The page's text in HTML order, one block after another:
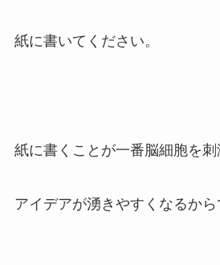
紙に書いてください。
紙に書くことが一番脳細胞を刺
アイデアが湧きやすくなるから